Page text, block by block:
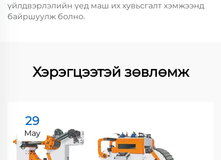
үйлдвэрлэлийн үед маш их хувьсгалт хэмжээнд
байршуулж болно.
Хэрэгцээтэй зөвлөмж
29
May